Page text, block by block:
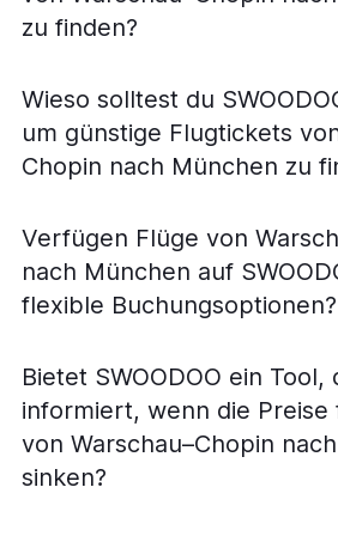
zu finden?
Wieso solltest du
um günstige Flugtickets
Chopin nach München zu
Verfügen Flüge von
nach München auf
flexible Buchungsoptionen?
Bietet SWOODOO ein Tool,
informiert, wenn die Preise
von Warschau–Chopin
sinken?